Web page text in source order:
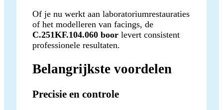
Of je nu werkt aan laboratoriumrestauraties
of het modelleren van facings, de
C.251KF.104.060 boor levert consistent
professionele resultaten.
Belangrijkste voordelen
Precisie en controle